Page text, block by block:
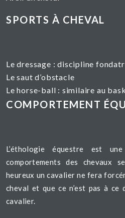
SPORTS À CHEVAL
Le dressage :discipline
Le saut d’obstacle
Le horse-ball : similaire au
COMPORTEMENT
L’éthologie équestre est
comportements des chevaux
heureux un cavalier ne fera
cheval et que ce n’est pas à ce
cavalier.